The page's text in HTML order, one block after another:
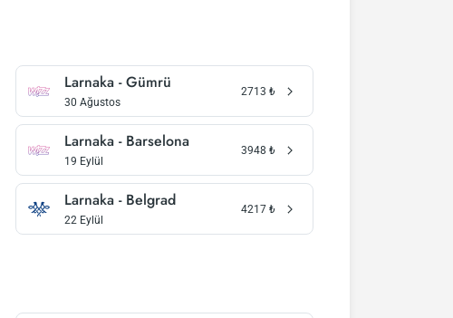
Larnaka - Gümrü
30 Ağustos
2713 ₺
Larnaka - Barselona
19 Eylül
3948 ₺
Larnaka - Belgrad
22 Eylül
4217 ₺